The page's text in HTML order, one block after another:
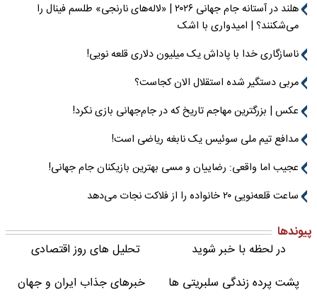
هلند در آستانه جام جهانی ۲۰۲۶ | «لاله‌های نارنجی» طلسم فینال را
می‌شکنند؟ | امیدواری با اشک
ناسازگاری خدا با پاداش یک میلیون دلاری قلعه نویی!
مربی دستگیر شده استقلال الان کجاست؟
عکس | بزرگترین مهاجم تاریخ که در جام‌جهانی بازی نکرد!
مدافع تیم ملی سوئیس یک نابغه ریاضی است!
عجیب اما واقعی: رضاییان و مسی بهترین بازیکنان جام جهانی!
ساعت قلعه‌نویی ۲۰ خانواده را از فلاکت نجات می‌دهد
پیوندها
در لحظه با خبر شوید
تحلیل های روز اقتصادی
پشت پرده زندگی سلبریتی ها
خبرهای جذاب ایران و جهان